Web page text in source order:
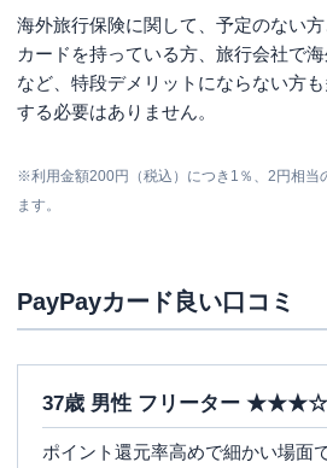
海外旅行保険に関して、予定のない
カードを持っている方、旅行会社で
など、特段デメリットにならない方
する必要はありません。
※利用金額200円（税込）につき1％、2円相当
ます。
PayPayカード良い口コミ
37歳 男性 フリーター
ポイント還元率高めで細かい場面